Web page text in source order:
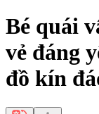
Bé quái
vẻ đáng
đồ kín